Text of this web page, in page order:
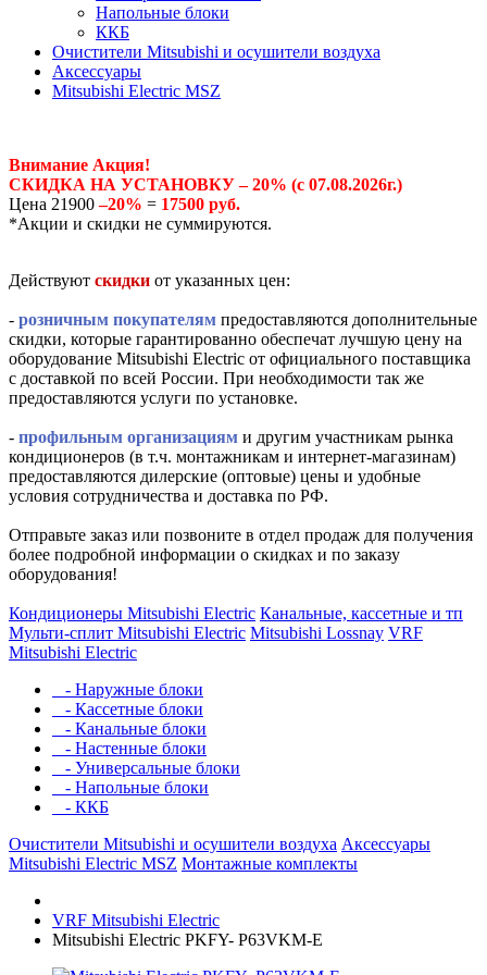
Напольные блоки
ККБ
Очистители Mitsubishi и осушители воздуха
Аксессуары
Mitsubishi Electric MSZ
Внимание Акция!
СКИДКА НА УСТАНОВКУ – 20% (с 07.08.2026г.)
Цена 21900–20% = 17500 руб.
*Акции и скидки не суммируются.
Действуют скидки от указанных цен:
- розничным покупателям предоставляются дополнительные
скидки, которые гарантированно обеспечат лучшую цену на
оборудование Mitsubishi Electric от официального поставщика
с доставкой по всей России. При необходимости так же
предоставляются услуги по установке.
- профильным организациям и другим участникам рынка
кондиционеров (в т.ч. монтажникам и интернет-магазинам)
предоставляются дилерские (оптовые) цены и удобные
условия сотрудничества и доставка по РФ.
Отправьте заказ или позвоните в отдел продаж для получения
более подробной информации о скидках и по заказу
оборудования!
Кондиционеры Mitsubishi Electric Канальные, кассетные и тп
Мульти-сплит Mitsubishi Electric Mitsubishi Lossnay VRF
Mitsubishi Electric
- Наружные блоки
- Кассетные блоки
- Канальные блоки
- Настенные блоки
- Универсальные блоки
- Напольные блоки
- ККБ
Очистители Mitsubishi и осушители воздуха Аксессуары
Mitsubishi Electric MSZ Монтажные комплекты
VRF Mitsubishi Electric
Mitsubishi Electric PKFY- P63VKM-E